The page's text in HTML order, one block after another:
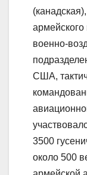
армейского
военно-
США,
3500
около 500